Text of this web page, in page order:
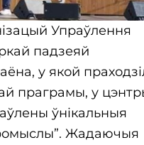
Упраўлення
падзеяй
у якой
праграмы, у
ўнікальныя
Жадаючыя